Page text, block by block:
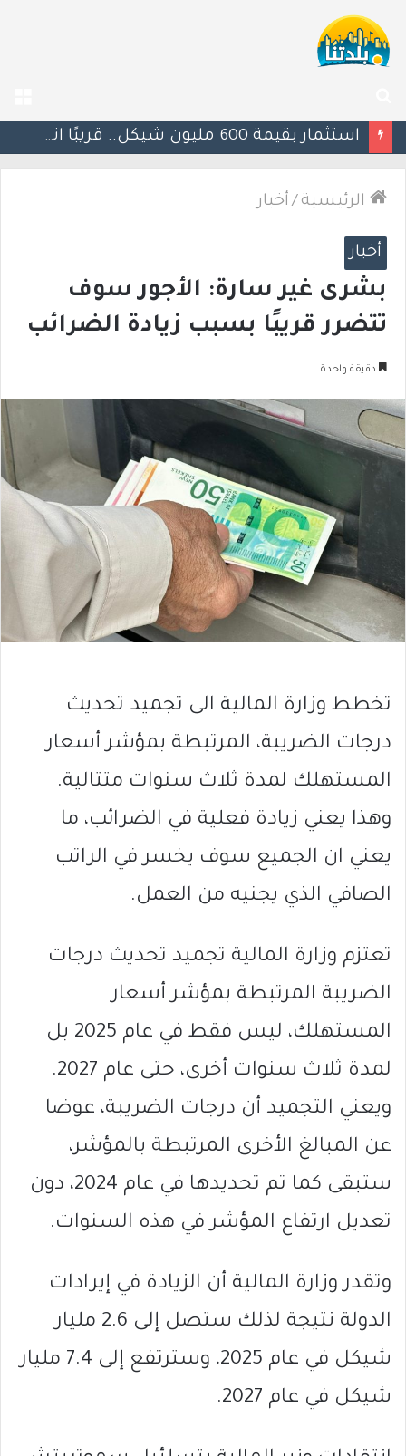
عن
الرئيسية / أخبار
أخبار
بشرى غير سارة: الأجور سوف
تتضرر قريبًا بسبب زيادة الضرائب
دقيقة واحدة
تخطط وزارة المالية الى تجميد تحديث
درجات الضريبة، المرتبطة بمؤشر أسعار
المستهلك لمدة ثلاث سنوات متتالية.
وهذا يعني زيادة فعلية في الضرائب، ما
يعني ان الجميع سوف يخسر في الراتب
الصافي الذي يجنيه من العمل.
تعتزم وزارة المالية تجميد تحديث درجات
الضريبة المرتبطة بمؤشر أسعار
المستهلك، ليس فقط في عام 2025 بل
لمدة ثلاث سنوات أخرى، حتى عام 2027.
ويعني التجميد أن درجات الضريبة، عوضا
عن المبالغ الأخرى المرتبطة بالمؤشر،
ستبقى كما تم تحديدها في عام 2024، دون
تعديل ارتفاع المؤشر في هذه السنوات.
وتقدر وزارة المالية أن الزيادة في إيرادات
الدولة نتيجة لذلك ستصل إلى 2.6 مليار
شيكل في عام 2025، وسترتفع إلى 7.4 مليار
شيكل في عام 2027.